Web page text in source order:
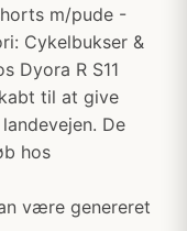
m/pude -
Cykelbukser &
Dyora R S11
til at give
De
hos
være genereret